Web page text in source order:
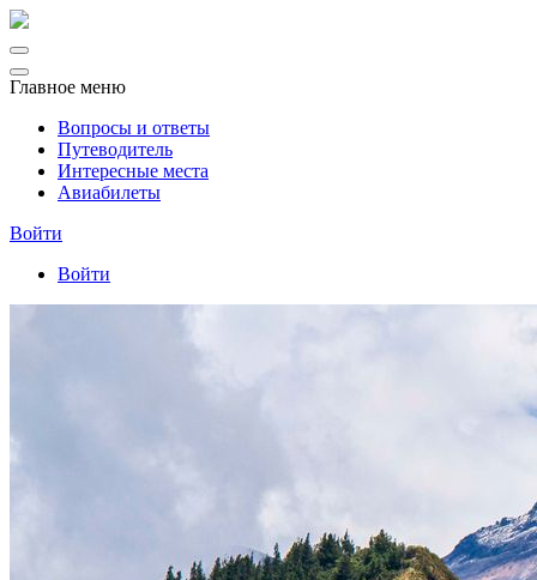
Главное меню
Вопросы и ответы
Путеводитель
Интересные места
Авиабилеты
Войти
Войти